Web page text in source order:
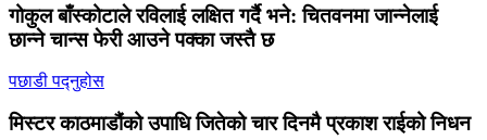
गोकुल बाँस्कोटाले रविलाई लक्षित गर्दै भने: चितवनमा जान्नेलाई
छान्ने चान्स फेरी आउने पक्का जस्तै छ
पछाडी पद्नुहोस
मिस्टर काठमाडौंको उपाधि जितेको चार दिनमै प्रकाश राईको निधन